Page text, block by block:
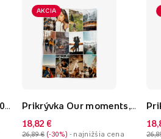
Prikrývka Slon, M, 75x103 cm
AKCIA
Prikrývka Our moments, M, 75x103 cm
18,82 €
26,89 € -30%
- najnižšia cena